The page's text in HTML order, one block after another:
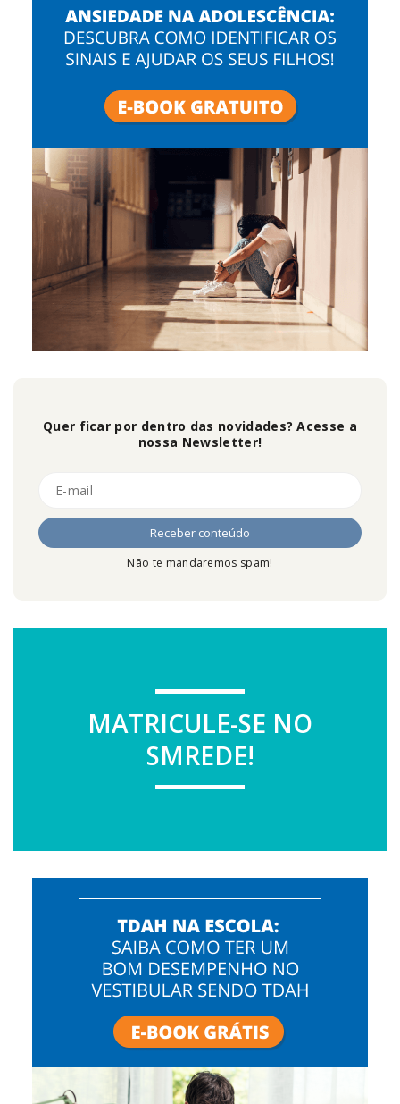
Quer ficar por dentro das novidades? Acesse a
nossa Newsletter!
Não te mandaremos spam!
MATRICULE-SE NO
SMREDE!